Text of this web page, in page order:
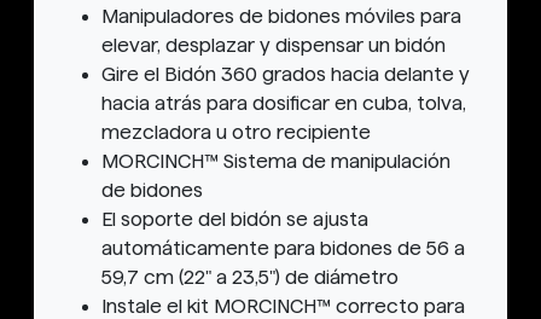
Manipuladores de bidones móviles para
elevar, desplazar y dispensar un bidón
Gire el Bidón 360 grados hacia delante y
hacia atrás para dosificar en cuba, tolva,
mezcladora u otro recipiente
MORCINCH™ Sistema de manipulación
de bidones
El soporte del bidón se ajusta
automáticamente para bidones de 56 a
59,7 cm (22" a 23,5") de diámetro
Instale el kit MORCINCH™ correcto para